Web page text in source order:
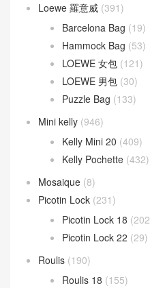
Loewe 羅意威 (391)
Barcelona Bag (19)
Hammock Bag (53)
LOEWE 女包 (121)
LOEWE 男包 (30)
Puzzle Bag (133)
Mini kelly (946)
Kelly Mini 20 (409)
Kelly Pochette (432)
Mosaique (8)
Picotin Lock (231)
Picotin Lock 18
Picotin Lock 22 (29)
Roulis (190)
Roulis 18 (155)